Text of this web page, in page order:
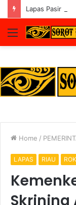
Menu
Home /
LAPAS RIAU
Skrining